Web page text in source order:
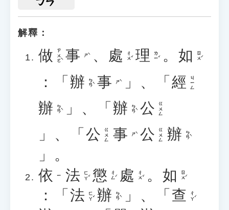
解釋：
做 ㄗㄨㄛˋ 事 ㄕˋ 、 處 ㄔㄨˇ 理 ㄌㄧˇ 。 如 ㄖㄨˊ
：「 辦 ㄅㄢˋ 事 ㄕˋ 」、「 經 ㄐㄧㄥ
辦 ㄅㄢˋ 」、「 辦 ㄅㄢˋ 公 ㄍㄨㄥ
」、「 公 ㄍㄨㄥ 事 ㄕˋ 公 ㄍㄨㄥ 辦 ㄅㄢˋ
」。
依
ㄧ 法 ㄈㄚˇ 懲 ㄔㄥˊ 處 ㄔㄨˇ 。 如 ㄖㄨˊ
：「 法 ㄈㄚˇ 辦 ㄅㄢˋ 」、「 查 ㄔㄚˊ